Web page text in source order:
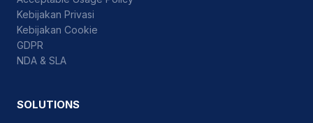
Kebijakan Privasi
Kebijakan Cookie
GDPR
NDA & SLA
SOLUTIONS